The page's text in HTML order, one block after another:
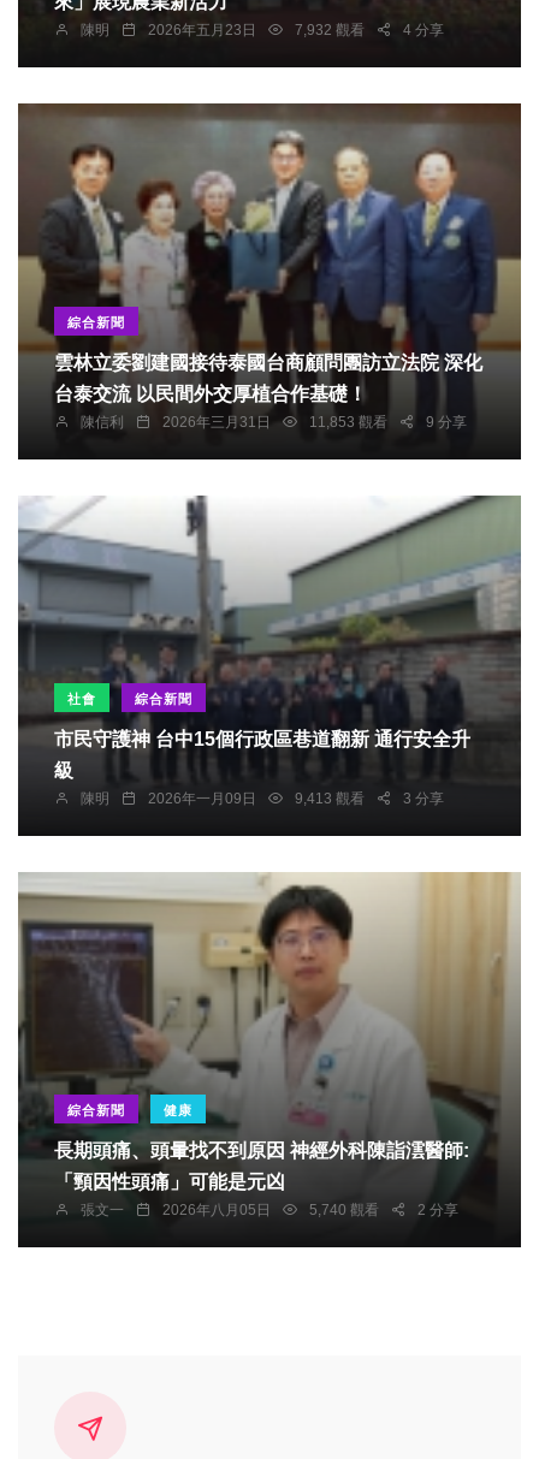
陳明 2026年五月23日 7,932 觀看 4 分享
綜合新聞
雲林立委劉建國接待泰國台商顧問團訪立法院 深化
台泰交流 以民間外交厚植合作基礎！
陳信利 2026年三月31日 11,853 觀看 9 分享
社會 綜合新聞
市民守護神 台中15個行政區巷道翻新 通行安全升
級
陳明 2026年一月09日 9,413 觀看 3 分享
綜合新聞 健康
長期頭痛、頭暈找不到原因 神經外科陳詣澐醫師:
「頸因性頭痛」可能是元凶
張文一 2026年八月05日 5,740 觀看 2 分享